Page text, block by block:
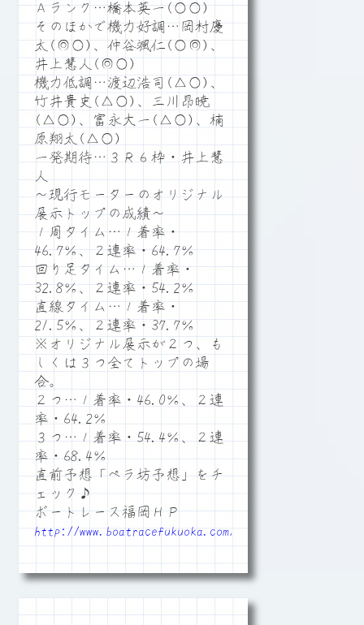
Ａランク…橋本英一(○○)
そのほかで機力好調…岡村慶
太(◎○)、仲谷颯仁(○◎)、
井上慧人(◎○)
機力低調…渡辺浩司(△○)、
竹井貴史(△○)、三川昂暁
(△○)、富永大一(△○)、楠
原翔太(△○)
一発期待…３Ｒ６枠・井上慧
人
～現行モーターのオリジナル
展示トップの成績～
１周タイム…１着率・
46.7％、２連率・64.7％
回り足タイム…１着率・
32.8％、２連率・54.2％
直線タイム…１着率・
21.5％、２連率・37.7％
※オリジナル展示が２つ、も
しくは３つ全てトップの場
合。
２つ…１着率・46.0％、２連
率・64.2％
３つ…１着率・54.4％、２連
率・68.4％
直前予想「ペラ坊予想」をチ
ェック♪
ボートレース福岡ＨＰ
http://www.boatracefukuoka.com/